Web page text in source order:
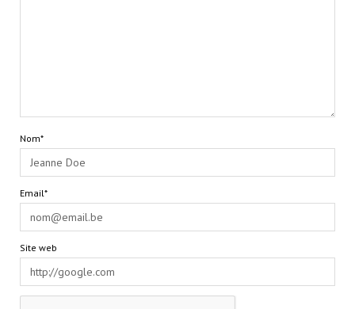
Nom*
Email*
Site web